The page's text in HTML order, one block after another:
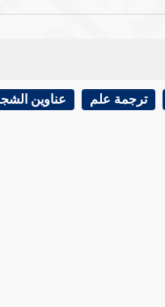
ترجمة علم عناوين